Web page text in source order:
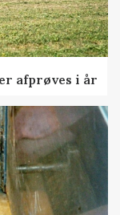
afprøves i år